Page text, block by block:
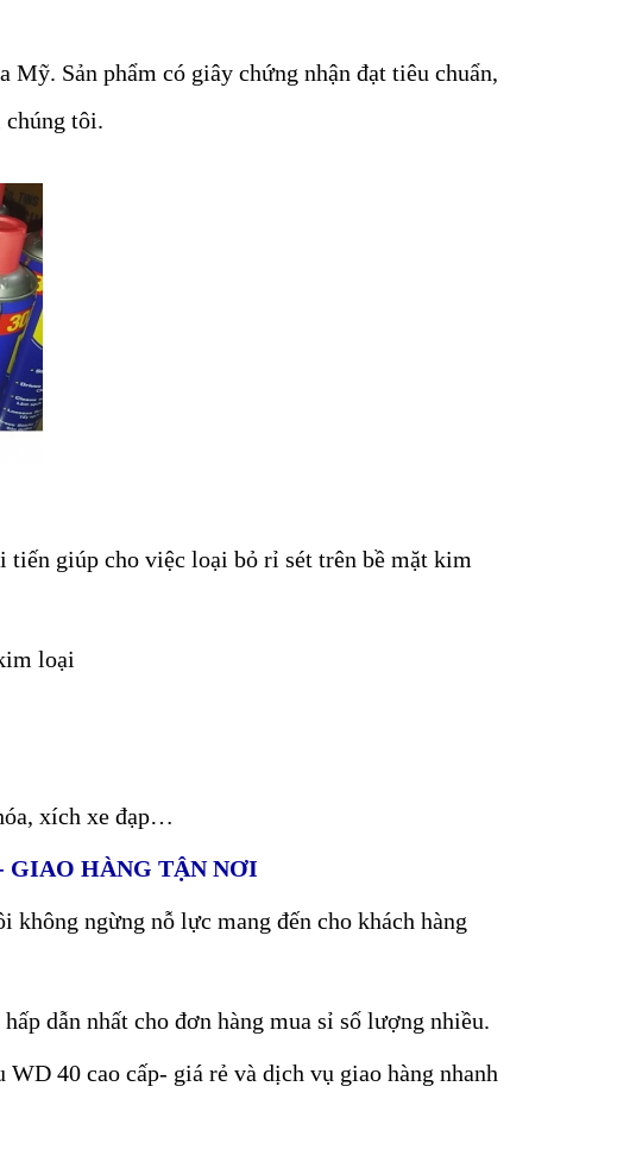
Sản phẩm có giây chứng nhận đạt tiêu chuẩn,
chúng tôi.
tiến giúp cho việc loại bỏ rỉ sét trên bề mặt kim
loại
xích xe đạp…
GIAO HÀNG TẬN NƠI
ngừng nỗ lực mang đến cho khách hàng
dẫn nhất cho đơn hàng mua sỉ số lượng nhiều.
40 cao cấp- giá rẻ và dịch vụ giao hàng nhanh